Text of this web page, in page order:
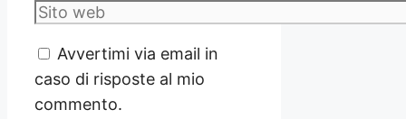
Sito
Avvertimi via email in
caso di risposte al mio
commento.